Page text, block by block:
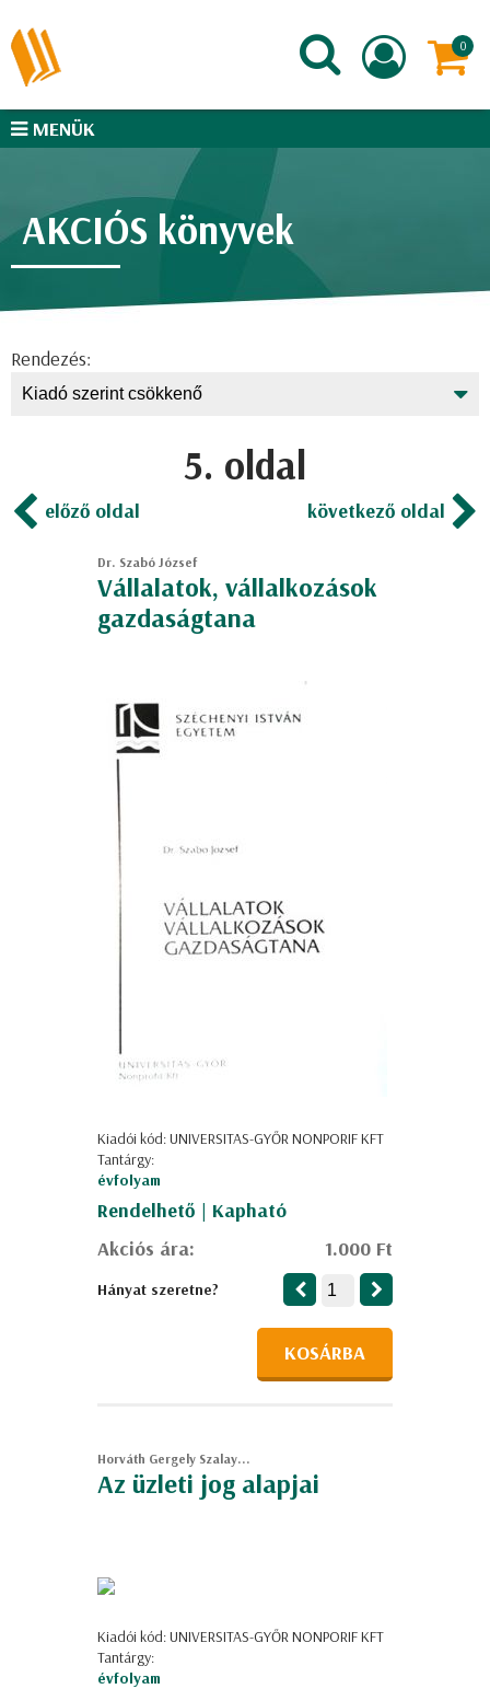
MENÜK
AKCIÓS könyvek
Rendezés:
5. oldal
előző oldal következő oldal
Dr. Szabó József
Vállalatok, vállalkozások
gazdaságtana
Kiadói kód: UNIVERSITAS-GYŐR NONPORIF KFT
Tantárgy:
évfolyam
Rendelhető | Kapható
Akciós ára:
1.000 Ft
Hányat szeretne?
KOSÁRBA
Horváth Gergely Szalay...
Az üzleti jog alapjai
Kiadói kód: UNIVERSITAS-GYŐR NONPORIF KFT
Tantárgy:
évfolyam